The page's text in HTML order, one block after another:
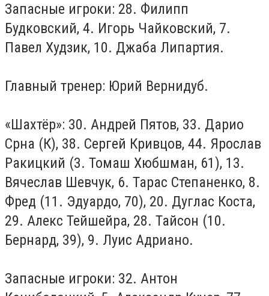
Запасные игроки: 28. Филипп
Будковский, 4. Игорь Чайковский, 7.
Павел Худзик, 10. Джаба Липартия.
Главный тренер: Юрий Вернидуб.
«Шахтёр»: 30. Андрей Пятов, 33. Дарио
Срна (К), 38. Сергей Кривцов, 44. Ярослав
Ракицкий (3. Томаш Хюбшман, 61), 13.
Вячеслав Шевчук, 6. Тарас Степаненко, 8.
Фред (11. Эдуардо, 70), 20. Дуглас Коста,
29. Алекс Тейшейра, 28. Тайсон (10.
Бернард, 39), 9. Луис Адриано.
Запасные игроки: 32. Антон